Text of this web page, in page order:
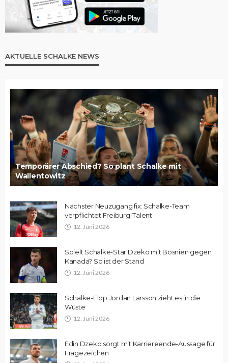
AKTUELLE SCHALKE NEWS
Temporärer Abschied? So plant Schalke mit
Wallentowitz
Nächster Neuzugang fix: Schalke-Team
verpflichtet Freiburg-Talent
12. Juni 2026
Spielt Schalke-Star Dzeko mit Bosnien gegen
Kanada? So ist der Stand
12. Juni 2026
Schalke-Flop Jordan Larsson zieht es in die
Wüste
12. Juni 2026
Edin Dzeko sorgt mit Karriereende-Aussage für
Fragezeichen